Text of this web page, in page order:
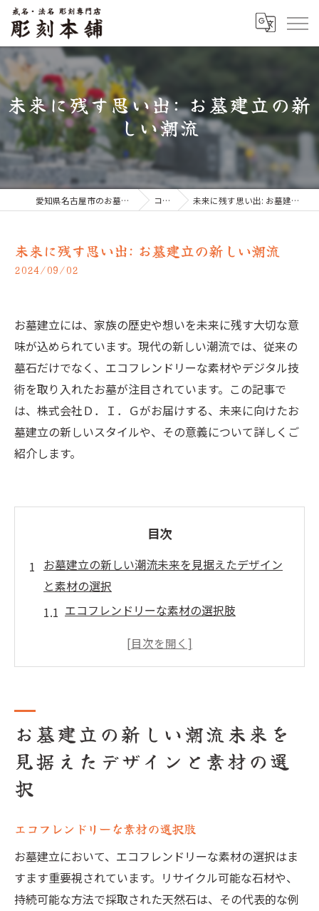
未来に残す思い出: お墓建立の新
しい潮流
愛知県名古屋市のお墓なら彫刻本舗 コラム 未来に残す思い出: お墓建立の新しい潮流
未来に残す思い出: お墓建立の新しい潮流
2024/09/02
お墓建立には、家族の歴史や想いを未来に残す大切な意
味が込められています。現代の新しい潮流では、従来の
墓石だけでなく、エコフレンドリーな素材やデジタル技
術を取り入れたお墓が注目されています。この記事で
は、株式会社Ｄ．Ｉ．Ｇがお届けする、未来に向けたお
墓建立の新しいスタイルや、その意義について詳しくご
紹介します。
目次
お墓建立の新しい潮流未来を見据えたデザイン
と素材の選択
エコフレンドリーな素材の選択肢
デジタル技術の導入事例
家族の歴史を未来に伝える方法
家族の歴史を未来に残すお墓建立の意義と最新
最新素材の耐久性と美しさ
デジタルアーカイブの活用
環境に優しいお墓の選択
未来の供養文化の変遷
お墓建立の新しい潮流未来を
見据えたデザインと素材の選
択
エコフレンドリーな素材の選択肢
お墓建立において、エコフレンドリーな素材の選択はま
すます重要視されています。リサイクル可能な石材や、
持続可能な方法で採取された天然石は、その代表的な例